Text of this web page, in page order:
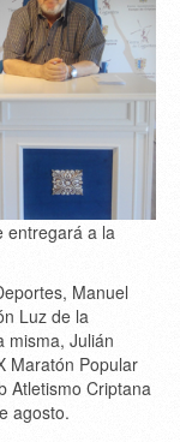
entregará a la
Manuel
Luz de la
misma, Julián
Maratón Popular
Atletismo Criptana
agosto.